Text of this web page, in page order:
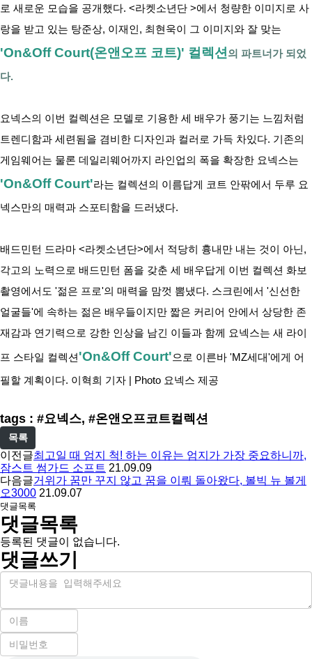
로 새로운 모습을 공개했다. <라켓소년단 >에서 청량한 이미지로 사
'On&Off Court(온앤오프 코트)' 컬렉션 의 파트너가 되었
다.
요넥스의 이번 컬렉션은 모델로 기용한 세 배우가 풍기는 느낌처럼
트렌디함과 세련됨을 겸비한 디자인과 컬러로 가득 차있다. 기존의
게임웨어는 물론 데일리웨어까지 라인업의 폭을 확장한 요넥스는
'On&Off Court'라는 컬렉션의 이름답게 코트 안팎에서 두루 요
넥스만의 매력과 스포티함을 드러냈다.
배드민턴 드라마 <라켓소년단>에서 적당히 흉내만 내는 것이 아닌,
각고의 노력으로 배드민턴 폼을 갖춘 세 배우답게 이번 컬렉션 화보
촬영에서도 '젊은 프로'의 매력을 맘껏 뽐냈다. 스크린에서 '신선한
얼굴들'에 속하는 젊은 배우들이지만 짧은 커리어 안에서 상당한 존
재감과 연기력으로 강한 인상을 남긴 이들과 함께 요넥스는 새 라이
프 스타일 컬렉션'On&Off Court'으로 이른바 'MZ세대'에게 어
필할 계획이다. 이혁희 기자 | Photo 요넥스 제공
tags : #요넥스, #온앤오프코트컬렉션
목록
이전글최고일 때 엄지 척! 하는 이유는 엄지가 가장 중요하니까,
잠스트 썸가드 소프트 21.09.09
다음글거위가 꿈만 꾸지 않고 꿈을 이뤄 돌아왔다, 볼빅 뉴 볼게
오3000 21.09.07
댓글목록
댓글목록
등록된 댓글이 없습니다.
댓글쓰기
내
이
필
수
비
밀